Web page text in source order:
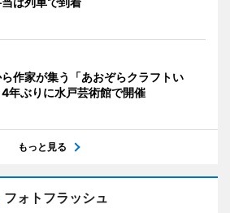
作家が集う「あおぞらクラフトい
ぶりに水戸芸術館で開催
もっと見る
フォトフラッシュ